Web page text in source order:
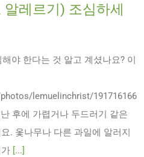
레르기) 조심하세
야 한다는 것 알고 계셨나요? 이
lemuelinchrist/191716166
후에 가렵거나 두드러기 같은
. 옻나무나 다른 과일에 알러지
[...]